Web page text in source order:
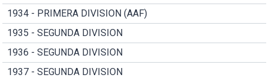
1934 - PRIMERA DIVISION (AAF)
1935 - SEGUNDA DIVISION
1936 - SEGUNDA DIVISION
1937 - SEGUNDA DIVISION